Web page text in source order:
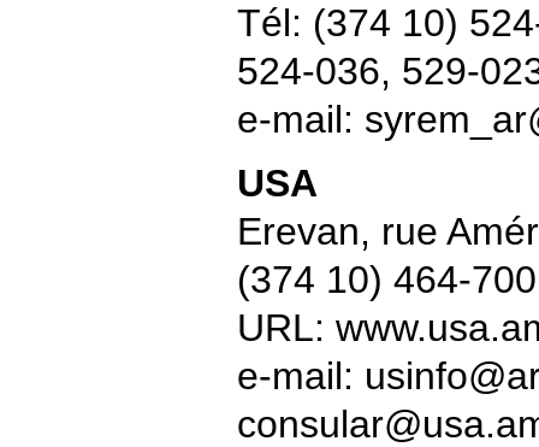
Tél: (374 10)
524-036, 529-
e-mail:
USA
Erevan, rue
(374 10) 464-
URL:
e-mail: